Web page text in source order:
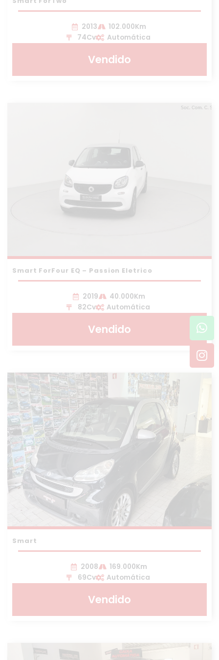
2013
102.000Km
74Cv
Automática
Vendido
Smart ForFour EQ – Passion Eletrico
2019
40.000Km
82Cv
Automática
Vendido
Smart
2008
169.000Km
69Cv
Automática
Vendido